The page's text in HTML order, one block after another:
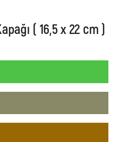
( 16,5 x 22 cm )